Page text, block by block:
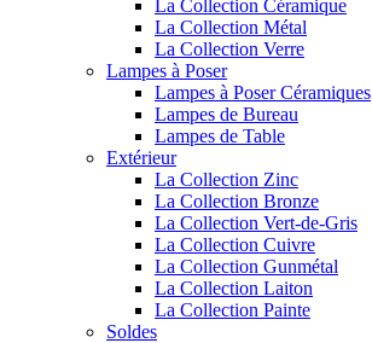
La Collection Céramique
La Collection Métal
La Collection Verre
Lampes à Poser
Lampes à Poser Céramiques
Lampes de Bureau
Lampes de Table
Extérieur
La Collection Zinc
La Collection Bronze
La Collection Vert-de-Gris
La Collection Cuivre
La Collection Gunmétal
La Collection Laiton
La Collection Painte
Soldes